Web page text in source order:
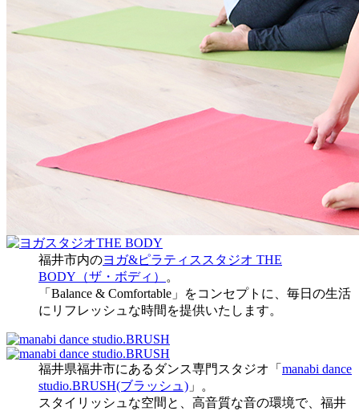
福井市内のヨガ&ピラティススタジオ THE
BODY（ザ・ボディ）
。
「Balance & Comfortable」をコンセプトに、毎日の生活
にリフレッシュな時間を提供いたします。
福井県福井市にあるダンス専門スタジオ「 manabi dance
studio.BRUSH(ブラッシュ) 」。
スタイリッシュな空間と、高音質な音の環境で、福井